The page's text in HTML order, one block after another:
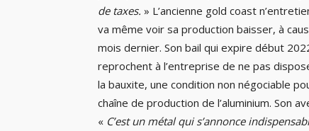
de taxes. » L’ancienne gold coast
va même voir sa production baisser, à
mois dernier. Son bail qui expire début
reprochent à l’entreprise de ne pas
la bauxite, une condition non négociable
chaîne de production de l’aluminium. Son
« C’est un métal qui s’annonce